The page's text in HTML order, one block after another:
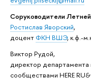
Соруководители
Ростислав Яворский,
доцент ФКН ВШЭ, к.ф.-
Виктор Рудой,
директор
сообществами HERE